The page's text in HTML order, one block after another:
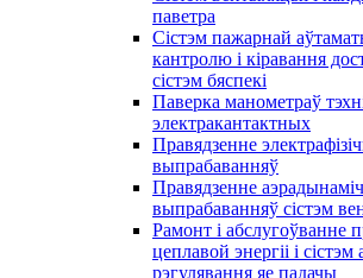
паветра
Сістэм пажарнай
кантролю і кіравання
сістэм бяспекі
Паверка манометраў
электракантактных
Правядзенне
выпрабаванняў
Правядзенне
выпрабаванняў сістэм
Рамонт і абслугоўванне
цеплавой энергіі і
рэгулявання яе падачы